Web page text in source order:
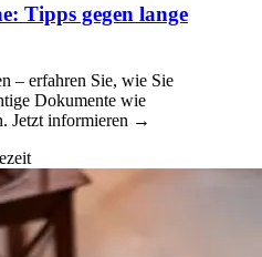
Tipps gegen lange
– erfahren Sie, wie Sie
Dokumente wie
Jetzt informieren →